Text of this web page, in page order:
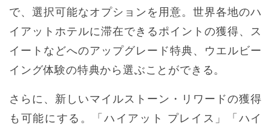
で、選択可能なオプションを用意。世界各地のハ
イアットホテルに滞在できるポイントの獲得、ス
イートなどへのアップグレード特典、ウエルビー
イング体験の特典から選ぶことができる。
さらに、新しいマイルストーン・リワードの獲得
も可能にする。「ハイアット プレイス」「ハイ